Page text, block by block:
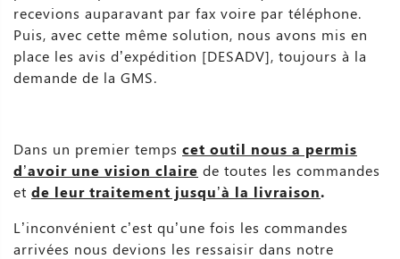
recevions auparavant par fax voire par téléphone.
Puis, avec cette même solution, nous avons mis en
place les avis d’expédition [DESADV], toujours à la
demande de la GMS.
Dans un premier temps cet outil nous a permis
d’avoir une vision claire de toutes les commandes
et de leur traitement jusqu’à la livraison.
L’inconvénient c’est qu’une fois les commandes
arrivées nous devions les ressaisir dans notre